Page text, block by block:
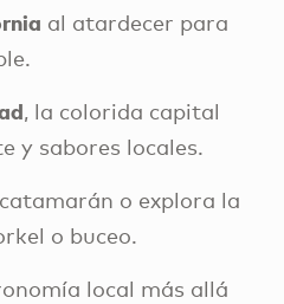
al atardecer para
, la colorida capital
y sabores locales.
o explora la
o buceo.
local más allá